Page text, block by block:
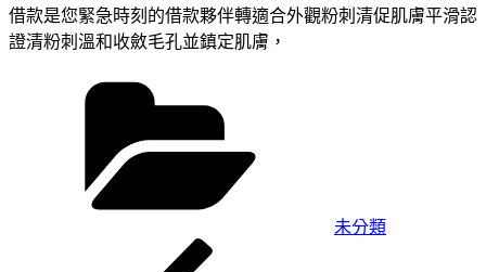
借款是您緊急時刻的借款夥伴轉適合外觀粉刺清促肌膚平滑認
證清粉刺溫和收斂毛孔並鎮定肌膚，
未分類